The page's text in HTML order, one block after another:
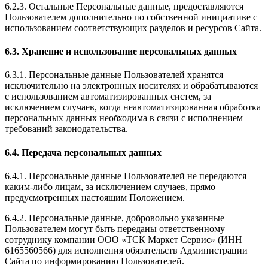
6.2.3. Остальные Персональные данные, предоставляются
Пользователем дополнительно по собственной инициативе с
использованием соответствующих разделов и ресурсов Сайта.
6.3. Хранение и использование персональных данных
6.3.1. Персональные данные Пользователей хранятся
исключительно на электронных носителях и обрабатываются
с использованием автоматизированных систем, за
исключением случаев, когда неавтоматизированная обработка
персональных данных необходима в связи с исполнением
требований законодательства.
6.4. Передача персональных данных
6.4.1. Персональные данные Пользователей не передаются
каким-либо лицам, за исключением случаев, прямо
предусмотренных настоящим Положением.
6.4.2. Персональные данные, добровольно указанные
Пользователем могут быть переданы ответственному
сотруднику компании ООО «ТСК Маркет Сервис» (ИНН
6165560566) для исполнения обязательств Администрации
Сайта по информированию Пользователей.